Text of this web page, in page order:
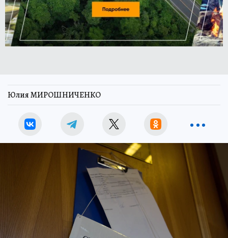
Юлия МИРОШНИЧЕНКО